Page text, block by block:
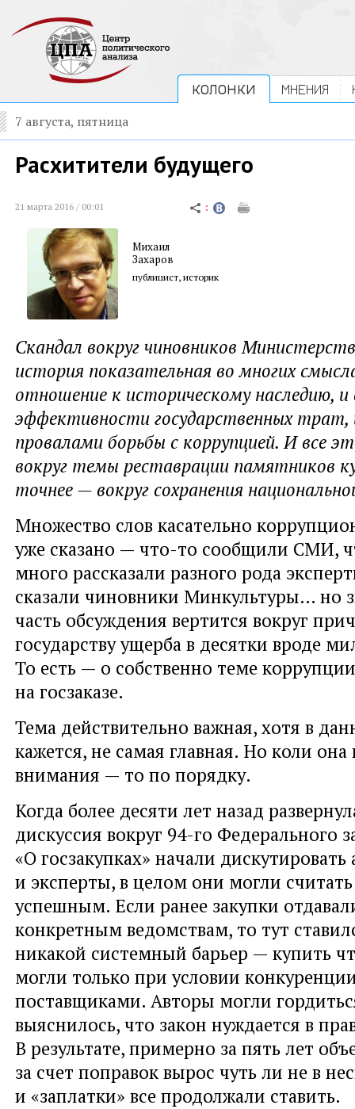
КОЛОНКИ МНЕНИЯ
7 августа, пятница
Расхитители будущего
21 марта 2016 / 00:01
Михаил
Захаров
публицист, историк
Скандал вокруг чиновников
история показательная во многих
отношение к историческому наследию, и
эффективности государственных трат,
провалами борьбы с коррупцией. И все
вокруг темы реставрации памятников
точнее — вокруг сохранения
Множество слов касательно
уже сказано — что-то сообщили СМИ,
много рассказали разного рода
сказали чиновники Минкультуры… но
часть обсуждения вертится вокруг
государству ущерба в десятки вроде
То есть — о собственно теме
на госзаказе.
Тема действительно важная, хотя в
кажется, не самая главная. Но коли она
внимания — то по порядку.
Когда более десяти лет назад
дискуссия вокруг 94-го Федерального
«О госзакупках» начали дискутировать
и эксперты, в целом они могли
успешным. Если ранее закупки
конкретным ведомствам, то тут
никакой системный барьер — купить
могли только при условии
поставщиками. Авторы могли
выяснилось, что закон нуждается в
В результате, примерно за пять лет
за счет поправок вырос чуть ли не в
и «заплатки» все продолжали ставить.